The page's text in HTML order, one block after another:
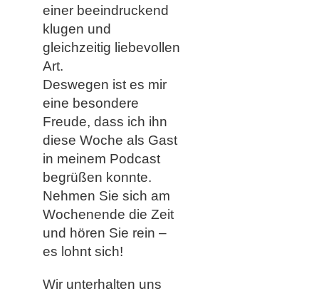
einer beeindruckend
klugen und
gleichzeitig liebevollen
Art.
Deswegen ist es mir
eine besondere
Freude, dass ich ihn
diese Woche als Gast
in meinem Podcast
begrüßen konnte.
Nehmen Sie sich am
Wochenende die Zeit
und hören Sie rein –
es lohnt sich!
Wir unterhalten uns